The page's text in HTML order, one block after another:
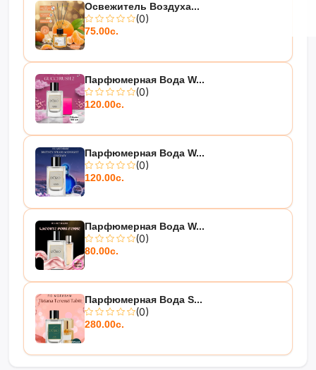
Освежитель Воздуха...
(0)
75.00с.
Парфюмерная Вода W...
(0)
120.00с.
Парфюмерная Вода W...
(0)
120.00с.
Парфюмерная Вода W...
(0)
80.00с.
Парфюмерная Вода S...
(0)
280.00с.